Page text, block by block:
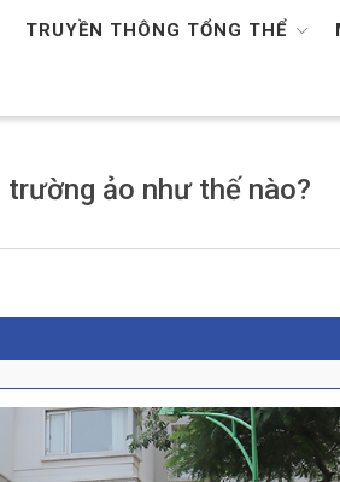
TRUYỀN THÔNG TỔNG THỂ
ảo như thế nào?